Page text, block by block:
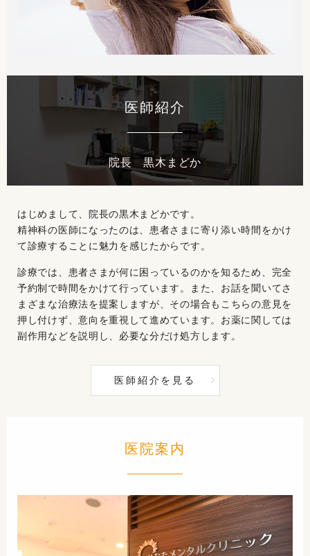
医師紹介
院長 黒木まどか
はじめまして、院長の黒木まどかです。
精神科の医師になったのは、患者さまに寄り添い時間をかけ
て診療することに魅力を感じたからです。
診療では、患者さまが何に困っているのかを知るため、完全
予約制で時間をかけて行っています。また、お話を聞いてさ
まざまな治療法を提案しますが、その場合もこちらの意見を
押し付けず、意向を重視して進めています。お薬に関しては
副作用などを説明し、必要な分だけ処方します。
医師紹介を見る
医院案内